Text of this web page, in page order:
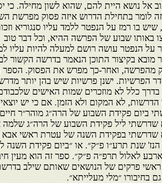
אל נושא היית להם, שהוא לשון מחילה. כי
לומר בתחילת הדרוש איזה פסוק מפרשת
שיש בו רמז על הנפטר ללמד עליו סנגוריא
באותו שבוע של הפרשה ההיא, וכל דבר טוב
על הנפטר עושה רושם למעלה להיות עליו
מובא בקיצור התוכן הנאמר בדרשה הקשור
מהפרשה, ואחר-כך מפרש את הפסוק. הספר
הפרשיות. ישנן פרשיות שיש בהן יותר
כלל לא מוזכרים שמות האישים
הדרשות, לא המקום ולא הזמן. אם כי יש
ביום פקידת השבוע של הרה״ג מוהר״ר חיים
שדרשתי ליל פקידת השבוע של הרה״ג שלמה
שדרשתי בפקידת השנה של עטרת ראשי אבא
שנת תרע״ו פ״ק״. או ״ביום פקידת השנה
לאלול תרפ״ה פ״ק״. ספר זה הוא מעין
ראשי פרקים של הנושאים שאותם שילב
בחיבורו ״מלי מעלייתא״.